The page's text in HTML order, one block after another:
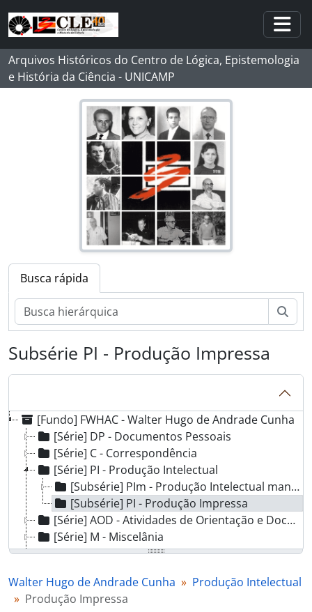
Skip to main content
Arquivos Históricos do Centro de Lógica, Epistemologia
e História da Ciência - UNICAMP
Busca rápida
Subsérie PI - Produção Impressa
[Fundo] FWHAC - Walter Hugo de Andrade Cunha
[Série] DP - Documentos Pessoais
[Série] C - Correspondência
[Série] PI - Produção Intelectual
[Subsérie] PIm - Produção Intelectual manuscrita
[Subsérie] PI - Produção Impressa
[Série] AOD - Atividades de Orientação e Docência
[Série] M - Miscelânia
[Série] F - Fotografia
[] EPE - Encontro Paulista de Etologia
[] LPC - Laboratório de Psicologia Comparada
Walter Hugo de Andrade Cunha
Produção Intelectual
Produção Impressa